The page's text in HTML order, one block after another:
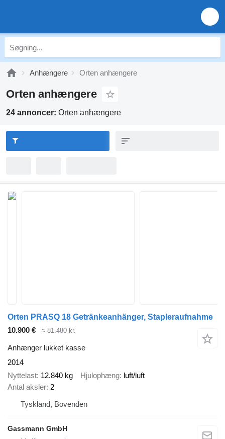
Anhængere Orten anhængere
Orten anhængere
24 annoncer: Orten anhængere
Orten PRASQ 18 Getränkeanhänger, Stapleraufnahme
10.900 €
≈ 81.480 kr.
Anhænger lukket kasse
2014
Nyttelast 12.840 kg Hjulophæng luft/luft
Antal aksler 2
Tyskland, Bovenden
Gassmann GmbH